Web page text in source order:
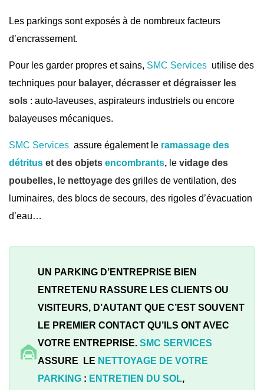
Les parkings sont exposés à de nombreux facteurs
d’encrassement.
Pour les garder propres et sains, SMC Services utilise des
techniques pour balayer, décrasser et dégraisser les
sols : auto-laveuses, aspirateurs industriels ou encore
balayeuses mécaniques.
SMC Services assure également le ramassage des
détritus et des objets encombrants, le vidage des
poubelles, le nettoyage des grilles de ventilation, des
luminaires, des blocs de secours, des rigoles d’évacuation
d’eau…
UN PARKING D’ENTREPRISE BIEN
ENTRETENU RASSURE LES CLIENTS OU
VISITEURS, D’AUTANT QUE C’EST SOUVENT
LE PREMIER CONTACT QU’ILS ONT AVEC
VOTRE ENTREPRISE. SMC SERVICES
ASSURE LE NETTOYAGE DE VOTRE
PARKING : ENTRETIEN DU SOL,